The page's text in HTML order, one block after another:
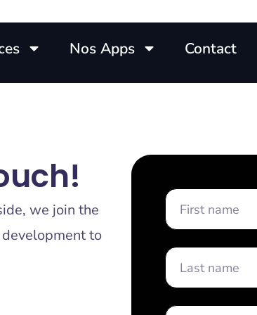
Nos Apps Contact
we join the
to